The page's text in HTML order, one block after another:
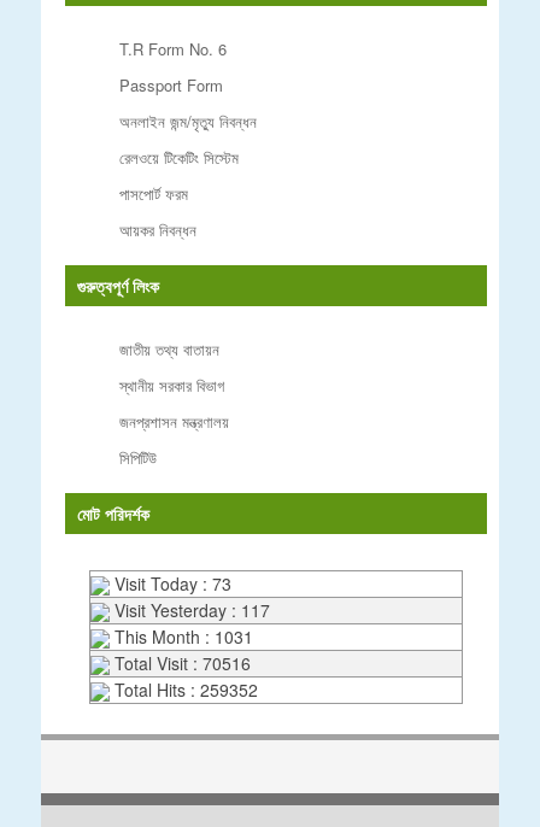
T.R Form No. 6
Passport Form
অনলাইন জন্ম/মৃত্যু নিবন্ধন
রেলওয়ে টিকেটিং সিস্টেম
পাসপোর্ট ফরম
আয়কর নিবন্ধন
গুরুত্বপূর্ণ লিংক
জাতীয় তথ্য বাতায়ন
স্থানীয় সরকার বিভাগ
জনপ্রশাসন মন্ত্রণালয়
সিপিটিউ
মোট পরিদর্শক
Visit Today : 73
Visit Yesterday : 117
This Month : 1031
Total Visit : 70516
Total Hits : 259352